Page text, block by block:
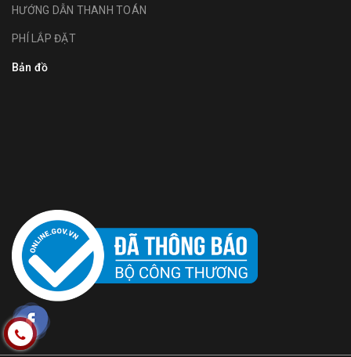
HƯỚNG DẪN THANH TOÁN
PHÍ LẮP ĐẶT
Bản đồ